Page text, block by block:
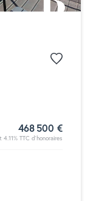
468 500 €
4.11% TTC d'honoraires